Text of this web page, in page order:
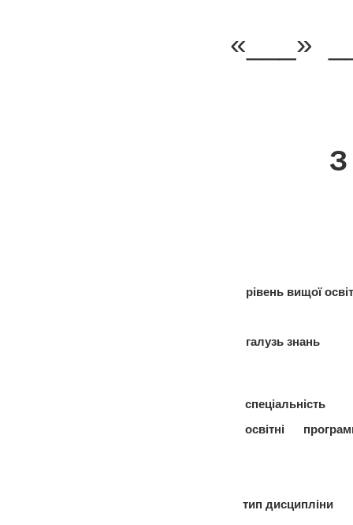
«___»
рівень вищої
галузь знань
спеціальність
освітні
тип дисципліни